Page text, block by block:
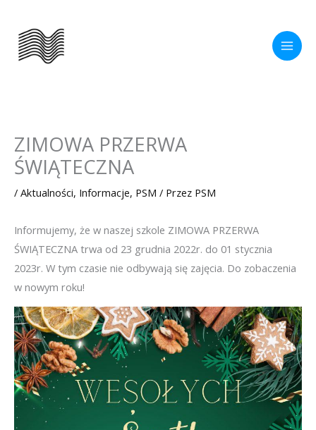
treści
ZIMOWA PRZERWA
ŚWIĄTECZNA
/ Aktualności, Informacje, PSM / Przez PSM
Informujemy, że w naszej szkole ZIMOWA PRZERWA
ŚWIĄTECZNA trwa od 23 grudnia 2022r. do 01 stycznia
2023r. W tym czasie nie odbywają się zajęcia. Do zobaczenia
w nowym roku!